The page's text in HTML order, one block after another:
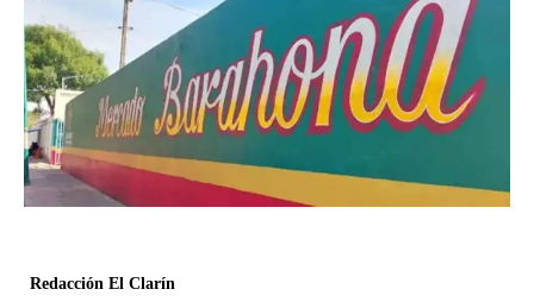
Redacción El Clarín